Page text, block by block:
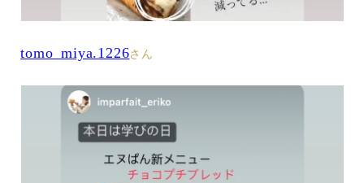
tomo_miya.1226さん